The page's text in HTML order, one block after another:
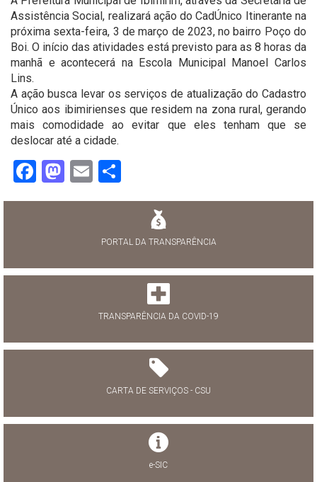
Assistência Social, realizará ação do CadÚnico Itinerante na
próxima sexta-feira, 3 de março de 2023, no bairro Poço do
Boi. O início das atividades está previsto para as 8 horas da
manhã e acontecerá na Escola Municipal Manoel Carlos
Lins.
A ação busca levar os serviços de atualização do Cadastro
Único aos ibimirienses que residem na zona rural, gerando
mais comodidade ao evitar que eles tenham que se
deslocar até a cidade.
Facebook
Mastodon
Email
PORTAL DA TRANSPARÊNCIA
TRANSPARÊNCIA DA COVID-19
CARTA DE SERVIÇOS - CSU
e-SIC